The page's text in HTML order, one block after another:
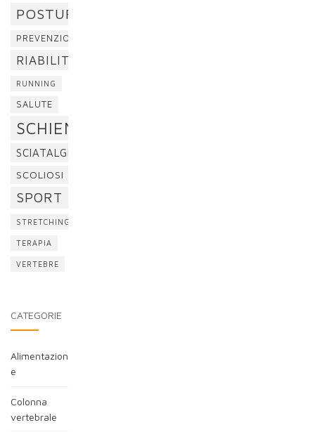
POSTURA
PREVENZIONE
RIABILITAZIONE
RUNNING
SALUTE
SCHIENA
SCIATALGIA
SCOLIOSI
SPORT
STRETCHING
TERAPIA
VERTEBRE
CATEGORIE
Alimentazion
e
Colonna
vertebrale